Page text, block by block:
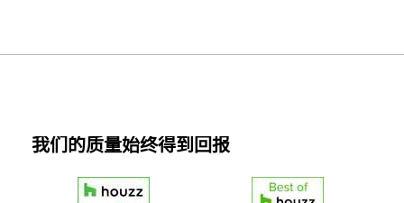
我们的质量始终得到回报